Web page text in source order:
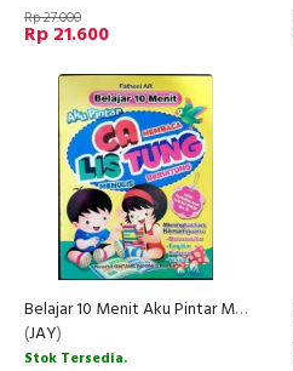
Rp 27.000
Rp 21.600
Belajar 10 Menit Aku Pintar Membaca Menulis Berhitung
(JAY)
Stok Tersedia.